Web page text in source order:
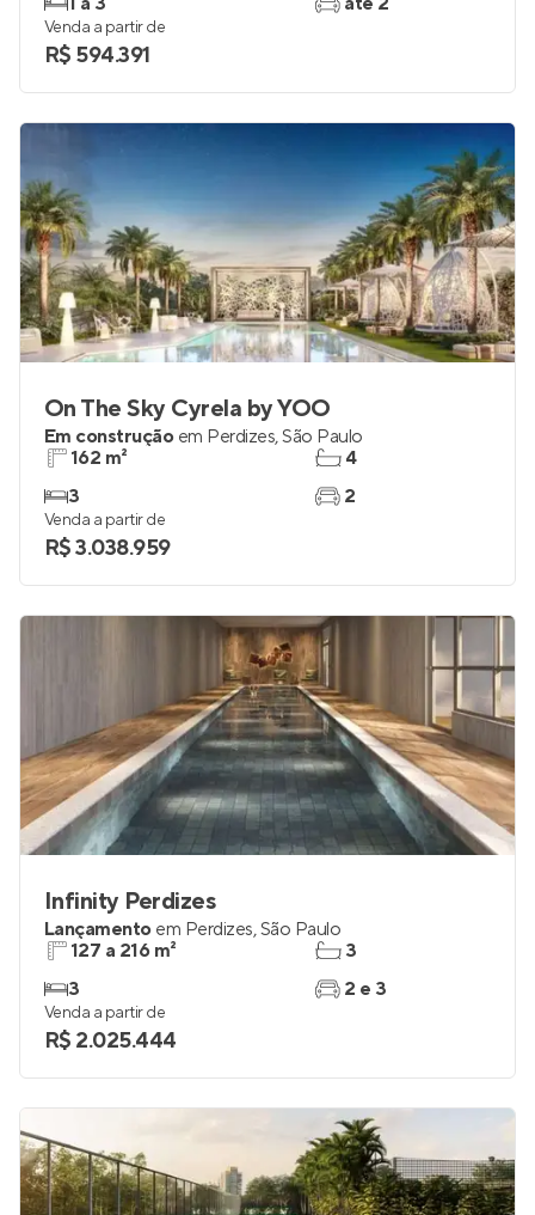
Venda a partir de
R$ 594.391
On The Sky Cyrela by YOO
Em construção em Perdizes,São Paulo
162 m²
3
4
2
Venda a partir de
R$ 3.038.959
Infinity Perdizes
Lançamento em Perdizes,São Paulo
127 a 216 m²
3
3
2 e 3
Venda a partir de
R$ 2.025.444